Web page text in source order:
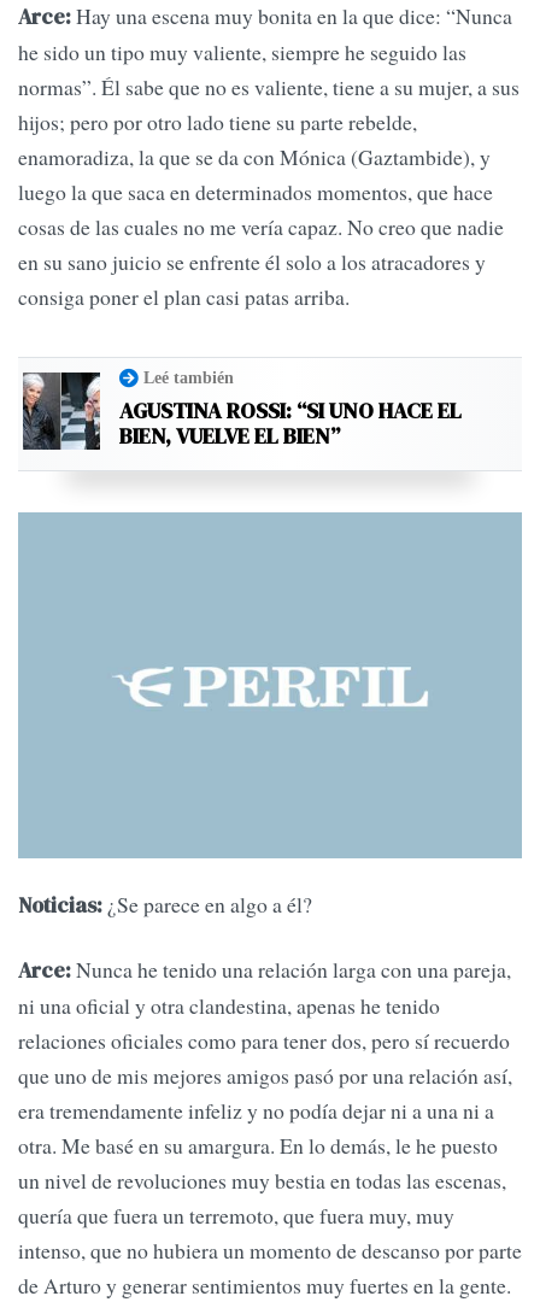
Arce:Hay una escena muy bonita en la que dice: “Nunca
he sido un tipo muy valiente, siempre he seguido las
normas”. Él sabe que no es valiente, tiene a su mujer, a sus
hijos; pero por otro lado tiene su parte rebelde,
enamoradiza, la que se da con Mónica (Gaztambide), y
luego la que saca en determinados momentos, que hace
cosas de las cuales no me vería capaz. No creo que nadie
en su sano juicio se enfrente él solo a los atracadores y
consiga poner el plan casi patas arriba.
Leé también
AGUSTINA ROSSI: “SI UNO HACE EL
BIEN, VUELVE EL BIEN”
Noticias: ¿Se parece en algo a él?
Arce:Nunca he tenido una relación larga con una pareja,
ni una oficial y otra clandestina, apenas he tenido
relaciones oficiales como para tener dos, pero sí recuerdo
que uno de mis mejores amigos pasó por una relación así,
era tremendamente infeliz y no podía dejar ni a una ni a
otra. Me basé en su amargura. En lo demás, le he puesto
un nivel de revoluciones muy bestia en todas las escenas,
quería que fuera un terremoto, que fuera muy, muy
intenso, que no hubiera un momento de descanso por parte
de Arturo y generar sentimientos muy fuertes en la gente.